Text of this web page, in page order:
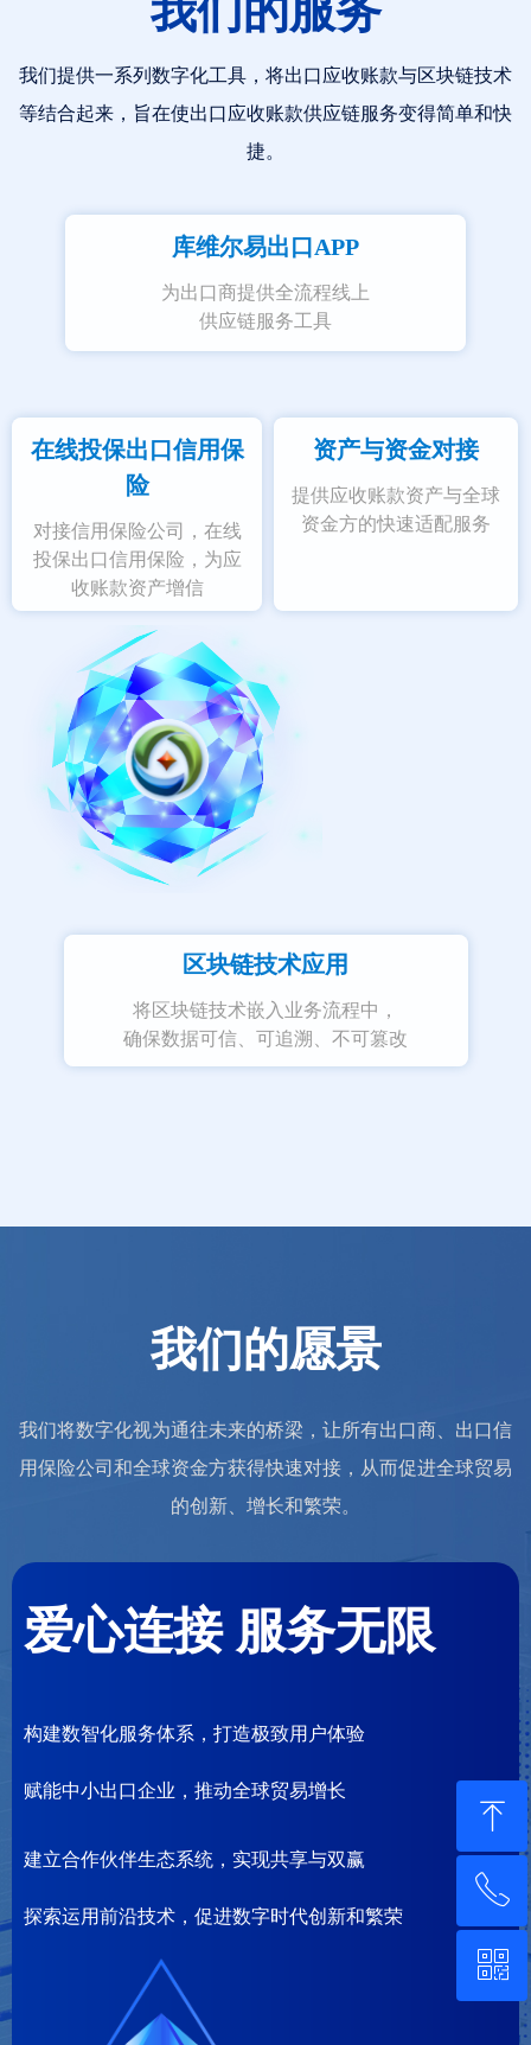
我们提供一系列数字化工具，将出口应收账款与区块链技术
等结合起来，旨在使出口应收账款供应链服务变得简单和快
捷。
我们的服务
库维尔易出口APP
为出口商提供全流程线上
供应链服务工具
区块链技术应用
将区块链技术嵌入业务流程中，
确保数据可信、可追溯、不可篡改
在线投保出口信用保
险
对接信用保险公司，在线
投保出口信用保险，为应
收账款资产增信
资产与资金对接
提供应收账款资产与全球
资金方的快速适配服务
我们将数字化视为通往未来的桥梁，让所有出口商、出口信
用保险公司和全球资金方获得快速对接，从而促进全球贸易
的创新、增长和繁荣。
爱心连接 服务无限
构建数智化服务体系，打造极致用户体验
赋能中小出口企业，推动全球贸易增长
建立合作伙伴生态系统，实现共享与双赢
探索运用前沿技术，促进数字时代创新和繁荣
我们的愿景
ꁸ
回到顶部
ꂅ
400-6962-656
ꀥ